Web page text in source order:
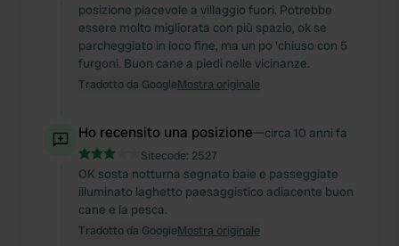
posizione piacevole a villaggio fuori. Potrebbe
essere molto migliorata con più spazio, ok se
parcheggiato in loco fine, ma un po 'chiuso con 5
furgoni. Buon cane a piedi nelle vicinanze.
Tradotto da GoogleMostra originale
Ho recensito una posizione—circa 10 anni fa
Sitecode: 2527
OK sosta notturna segnato baie e passeggiate
illuminato laghetto paesaggistico adiacente buon
cane e la pesca.
Tradotto da GoogleMostra originale